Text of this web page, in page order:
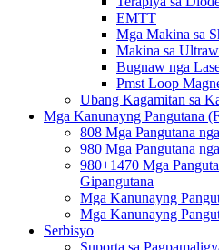
EMTT
Mga Makina sa
Makina sa
Bugnaw nga
Pmst Loop
Ubang Kagamitan sa
Mga Kanunayng Pangutana
808 Mga Pangutana
980 Mga Pangutana
980+1470 Mga
Gipangutana
Mga Kanunayng
Mga Kanunayng
Serbisyo
Suporta sa